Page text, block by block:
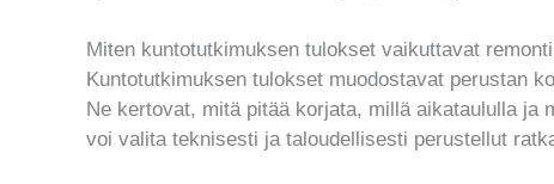
Miten kuntotutkimuksen tulokset vaikuttavat
Kuntotutkimuksen tulokset muodostavat perustan
Ne kertovat, mitä pitää korjata, millä aikataululla ja
voi valita teknisesti ja taloudellisesti perustellut